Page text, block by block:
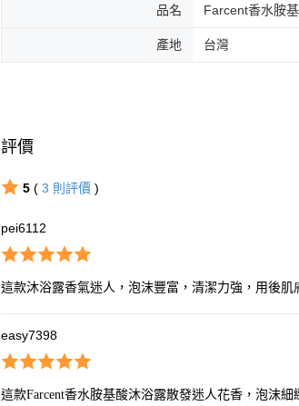
品名 Farcent香水胺
產地 台灣
評價
5( 3 則評價 )
pei6112
這款沐浴露香氣迷人，泡沫豐富，清潔力強，用後肌
easy7398
這款Farcent香水胺基酸沐浴露散發迷人花香，泡沫